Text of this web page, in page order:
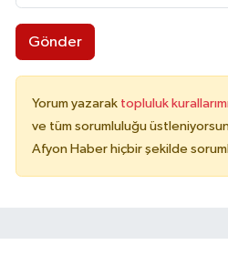
Gönder
Yorum yazarak topluluk
ve tüm sorumluluğu
Afyon Haber hiçbir şekilde